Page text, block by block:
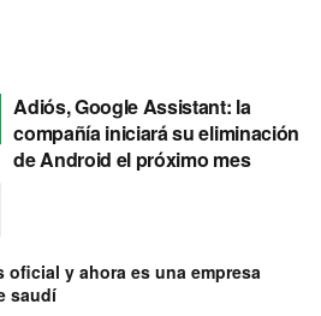
Adiós, Google Assistant: la
compañía iniciará su eliminación
de Android el próximo mes
oficial y ahora es una empresa
saudí